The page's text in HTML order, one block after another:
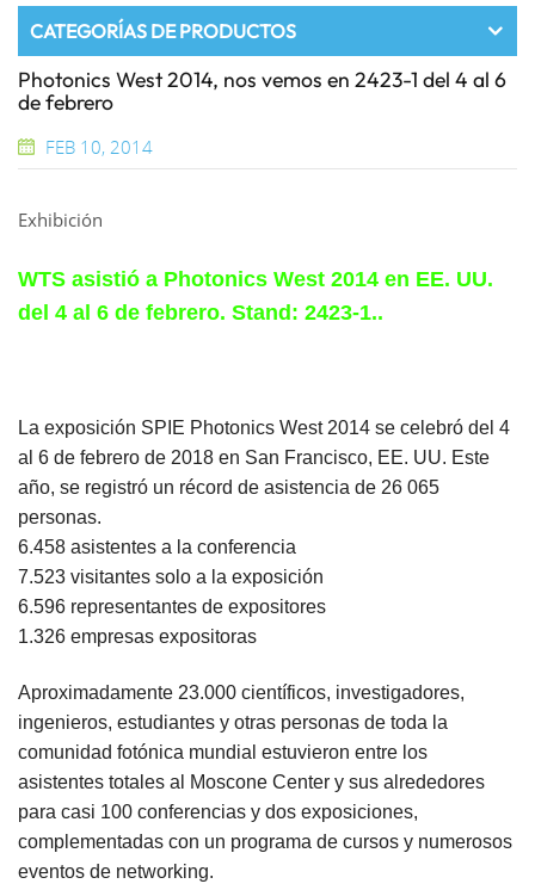
CATEGORÍAS DE PRODUCTOS
Photonics West 2014, nos vemos en 2423-1 del 4 al 6
de febrero
FEB 10, 2014
Exhibición
WTS asistió a Photonics West 2014 en EE. UU.
del 4 al 6 de febrero. Stand: 2423-1..
La exposición SPIE Photonics West 2014 se celebró del 4
al 6 de febrero de 2018 en San Francisco, EE. UU. Este
año, se registró un récord de asistencia de 26 065
personas.
6.458 asistentes a la conferencia
7.523 visitantes solo a la exposición
6.596 representantes de expositores
1.326 empresas expositoras
Aproximadamente 23.000 científicos, investigadores,
ingenieros, estudiantes y otras personas de toda la
comunidad fotónica mundial estuvieron entre los
asistentes totales al Moscone Center y sus alrededores
para casi 100 conferencias y dos exposiciones,
complementadas con un programa de cursos y numerosos
eventos de networking.